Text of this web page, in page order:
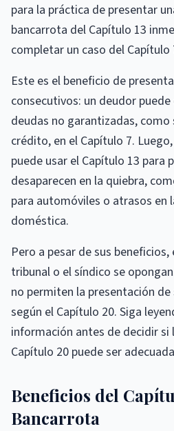
para la práctica de presentar
bancarrota del Capítulo 13
completar un caso del Capítulo
Este es el beneficio de
consecutivos: un deudor
deudas no garantizadas,
crédito, en el Capítulo 7.
puede usar el Capítulo 13 para
desaparecen en la quiebra,
para automóviles o atrasos en
doméstica.
Pero a pesar de sus
tribunal o el síndico se
no permiten la presentación
según el Capítulo 20. Siga
información antes de decidir si
Capítulo 20 puede ser
Beneficios del
Bancarrota